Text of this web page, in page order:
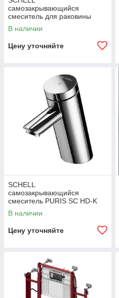
самозакрывающийся
смеситель для раковины
XERIS SC HD-M
В наличии
Цену уточняйте
SCHELL
самозакрывающийся
смеситель PURIS SC HD-K
В наличии
Цену уточняйте